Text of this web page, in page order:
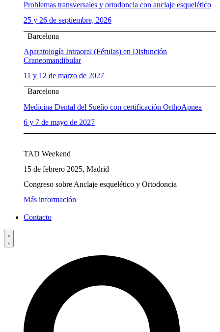
Problemas transversales y ortodoncia con anclaje esquelético
25 y 26 de septiembre, 2026
Barcelona
Aparatología Intraoral (Férulas) en Disfunción
Craneomandibular
11 y 12 de marzo de 2027
Barcelona
Medicina Dental del Sueño con certificación OrthoApnea
6 y 7 de mayo de 2027
TAD Weekend
15 de febrero 2025, Madrid
Congreso sobre Anclaje esquelético y Ortodoncia
Más información
Contacto